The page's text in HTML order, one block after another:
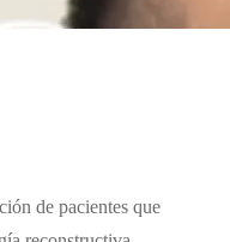
de pacientes que